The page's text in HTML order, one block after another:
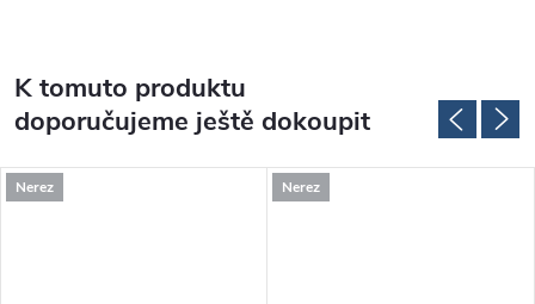
K tomuto produktu
doporučujeme ještě dokoupit
Nerez Nerez